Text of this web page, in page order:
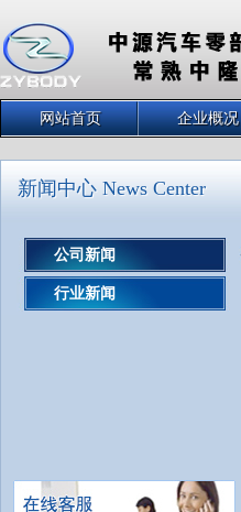
网站首页 企业概况
新闻中心 News Center
公司新闻
行业新闻